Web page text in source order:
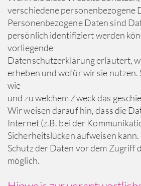
verschiedene personenbezogene
Personenbezogene Daten sind
persönlich identifiziert werden
vorliegende
Datenschutzerklärung erläutert,
erheben und wofür wir sie nutzen.
wie
und zu welchem Zweck das
Wir weisen darauf hin, dass die
Internet (z.B. bei der
Sicherheitslücken aufweisen
Schutz der Daten vor dem Zugriff
möglich.